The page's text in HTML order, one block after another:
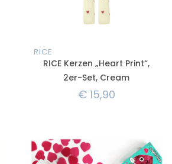
RICE
RICE Kerzen „Heart Print“,
2er-Set, Cream
€15,90